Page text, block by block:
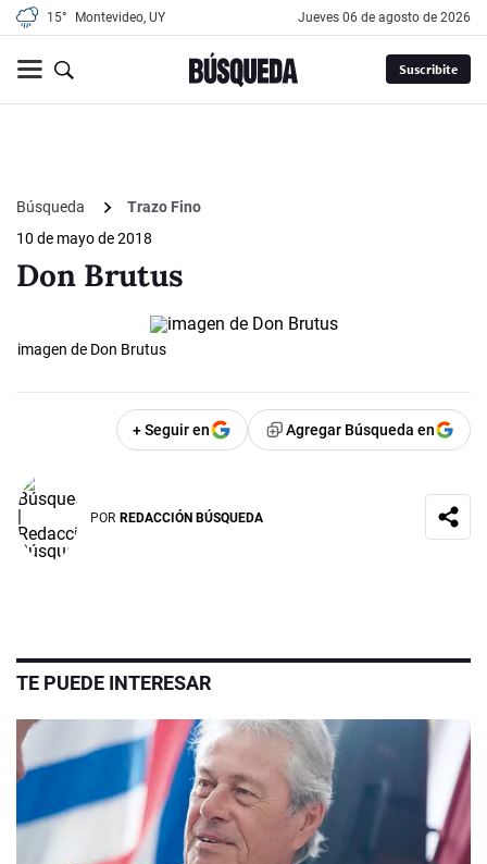
15° Montevideo, UY jueves 06 de agosto de 2026
Suscribite
Búsqueda
Trazo Fino
10 de mayo de 2018
Don Brutus
imagen de Don Brutus
+ Seguir en Agregar Búsqueda en
POR REDACCIÓN BÚSQUEDA
TE PUEDE INTERESAR